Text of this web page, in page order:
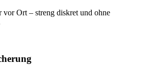
vor Ort – streng diskret und ohne